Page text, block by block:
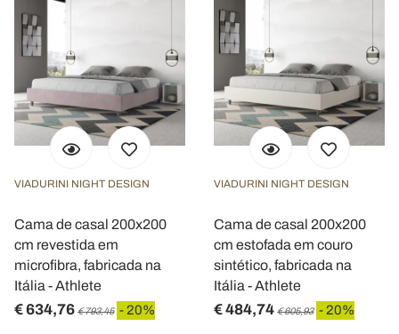
VIADURINI NIGHT DESIGN
Cama de casal 200x200
cm revestida em
microfibra, fabricada na
Itália - Athlete
€ 634,76 € 793,45 - 20%
VIADURINI NIGHT DESIGN
Cama de casal 200x200
cm estofada em couro
sintético, fabricada na
Itália - Athlete
€ 484,74 € 605,93 - 20%